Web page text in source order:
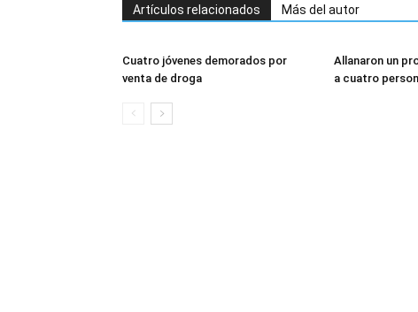
Artículos relacionados Más del autor
Cuatro jóvenes demorados por
venta de droga
Allanaron un
a cuatro